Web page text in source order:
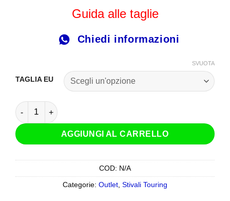
€ 170,00.
Guida alle taglie
Chiedi informazioni
TAGLIA EU
SVUOTA
Stivali IXS Pacego St Nero Pelle quantità
AGGIUNGI AL CARRELLO
COD: N/A
Categorie: Outlet, Stivali Touring